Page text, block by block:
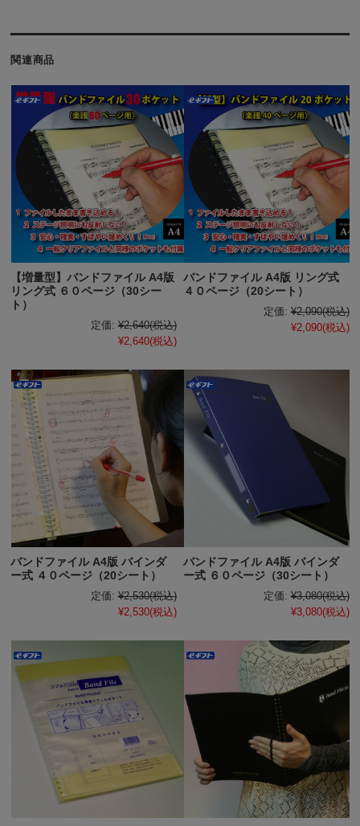
関連商品
【増量型】バンドファイル A4版
リング式 ６０ページ（30シー
ト）
定価: ¥2,640(税込)
¥2,640(税込)
バンドファイル A4版 リング式
４０ページ（20シート）
定価: ¥2,090(税込)
¥2,090(税込)
バンドファイル A4版 バインダ
ー式 ４０ページ（20シート）
定価: ¥2,530(税込)
¥2,530(税込)
バンドファイル A4版 バインダ
ー式 ６０ページ（30シート）
定価: ¥3,080(税込)
¥3,080(税込)